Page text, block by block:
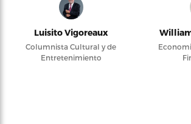
Luisito Vigoreaux
Columnista Cultural y de
Entretenimiento